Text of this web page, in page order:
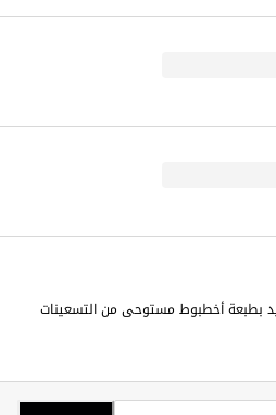
بطبعة أخطبوط مستوحى من التسعينات